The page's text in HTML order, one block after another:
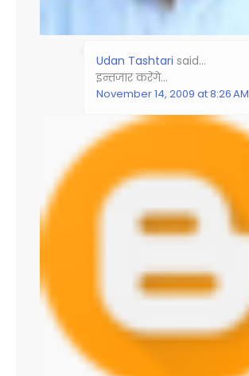
Udan Tashtari said…
इन्तजार करेंगे...
November 14, 2009 at 8:26 AM